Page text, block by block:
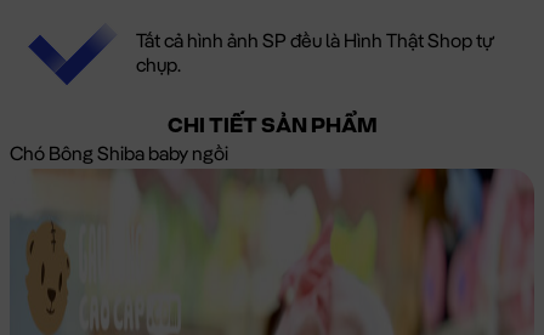
Tất cả hình ảnh SP đều là Hình Thật Shop tự
chụp.
CHI TIẾT SẢN PHẨM
Chó Bông Shiba baby ngồi